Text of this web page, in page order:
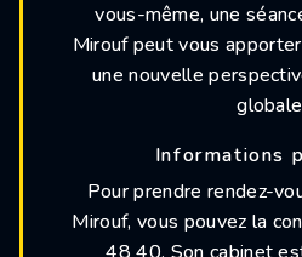
vous-même, une
Mirouf peut vous
une nouvelle
Informations
Pour prendre rendez-
Mirouf, vous pouvez la